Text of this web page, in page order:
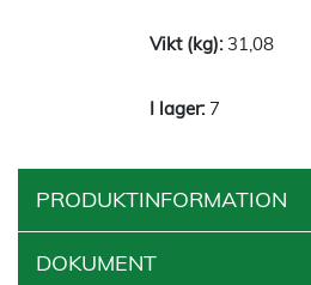
31,08
7
PRODUKTINFORMATION
DOKUMENT